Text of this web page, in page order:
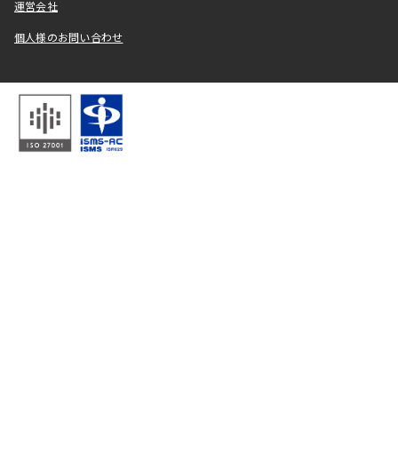
運営会社
個人様のお問い合わせ